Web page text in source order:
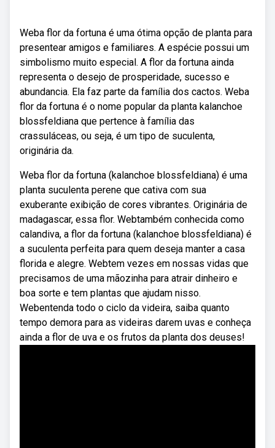
Weba flor da fortuna é uma ótima opção de planta para
presentear amigos e familiares. A espécie possui um
simbolismo muito especial. A flor da fortuna ainda
representa o desejo de prosperidade, sucesso e
abundancia. Ela faz parte da família dos cactos. Weba
flor da fortuna é o nome popular da planta kalanchoe
blossfeldiana que pertence à família das
crassuláceas, ou seja, é um tipo de suculenta,
originária da.
Weba flor da fortuna (kalanchoe blossfeldiana) é uma
planta suculenta perene que cativa com sua
exuberante exibição de cores vibrantes. Originária de
madagascar, essa flor. Webtambém conhecida como
calandiva, a flor da fortuna (kalanchoe blossfeldiana) é
a suculenta perfeita para quem deseja manter a casa
florida e alegre. Webtem vezes em nossas vidas que
precisamos de uma mãozinha para atrair dinheiro e
boa sorte e tem plantas que ajudam nisso.
Webentenda todo o ciclo da videira, saiba quanto
tempo demora para as videiras darem uvas e conheça
ainda a flor de uva e os frutos da planta dos deuses!